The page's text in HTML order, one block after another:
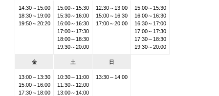
14:30～15:00
18:30～19:00
19:50～20:20
15:00～15:30
15:30～16:00
16:00～16:30
17:00～17:30
18:00～18:30
19:30～20:00
12:30～13:00
15:00～16:30
17:00～20:00
15:00～15:30
16:00～16:30
16:30～17:00
17:00～17:30
17:30～18:30
19:30～20:00
金 土 日
13:00～13:30
15:00～16:00
17:30～18:00
10:30～11:00
11:30～12:00
13:00～14:00
13:30～14:00